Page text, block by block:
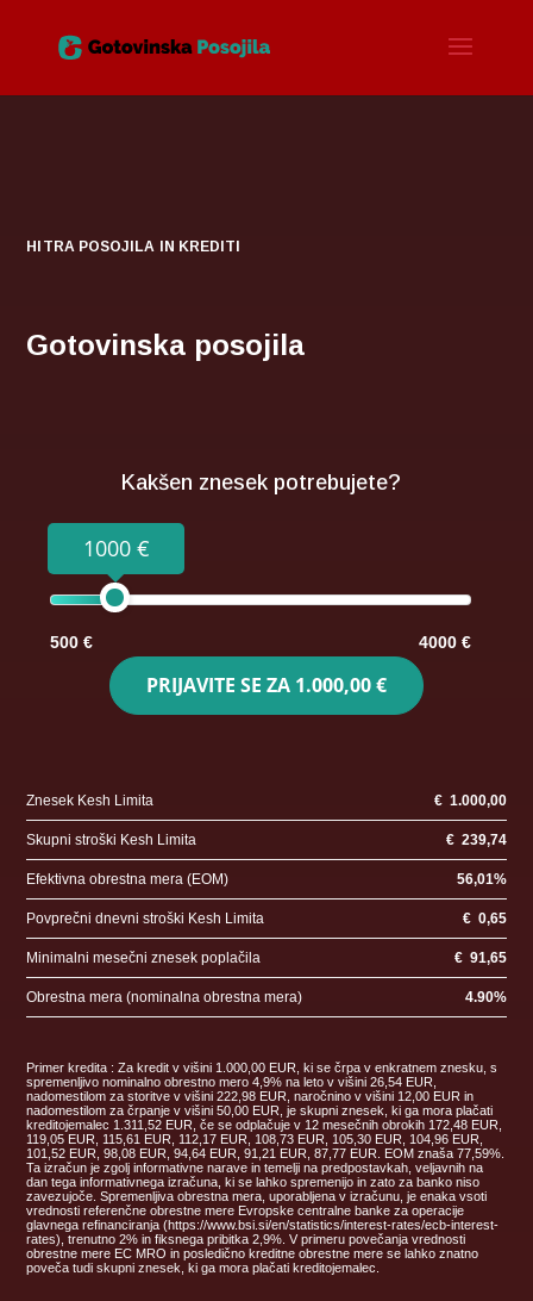
HITRA POSOJILA IN KREDITI
Gotovinska posojila
Kakšen znesek potrebujete?
1000 €
500 € 4000 €
PRIJAVITE SE ZA 1.000,00 €
Znesek Kesh Limita € 1.000,00
Skupni stroški Kesh Limita € 239,74
Efektivna obrestna mera (EOM) 56,01%
Povprečni dnevni stroški Kesh Limita € 0,65
Minimalni mesečni znesek poplačila € 91,65
Obrestna mera (nominalna obrestna mera) 4.90%
Primer kredita : Za kredit v višini 1.000,00 EUR, ki se črpa v enkratnem znesku, s
spremenljivo nominalno obrestno mero 4,9% na leto v višini 26,54 EUR,
nadomestilom za storitve v višini 222,98 EUR, naročnino v višini 12,00 EUR in
nadomestilom za črpanje v višini 50,00 EUR, je skupni znesek, ki ga mora plačati
kreditojemalec 1.311,52 EUR, če se odplačuje v 12 mesečnih obrokih 172,48 EUR,
119,05 EUR, 115,61 EUR, 112,17 EUR, 108,73 EUR, 105,30 EUR, 104,96 EUR,
101,52 EUR, 98,08 EUR, 94,64 EUR, 91,21 EUR, 87,77 EUR. EOM znaša 77,59%.
Ta izračun je zgolj informativne narave in temelji na predpostavkah, veljavnih na
dan tega informativnega izračuna, ki se lahko spremenijo in zato za banko niso
zavezujoče. Spremenljiva obrestna mera, uporabljena v izračunu, je enaka vsoti
vrednosti referenčne obrestne mere Evropske centralne banke za operacije
glavnega refinanciranja (https://www.bsi.si/en/statistics/interest-rates/ecb-interest-
rates), trenutno 2% in fiksnega pribitka 2,9%. V primeru povečanja vrednosti
obrestne mere EC MRO in posledično kreditne obrestne mere se lahko znatno
poveča tudi skupni znesek, ki ga mora plačati kreditojemalec.